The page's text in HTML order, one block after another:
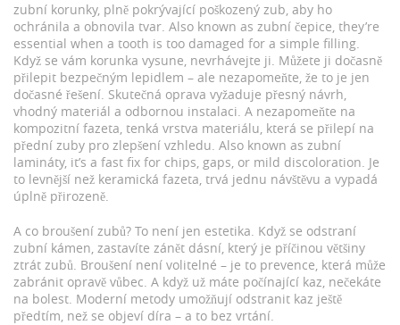
zubní korunky, plně pokrývající poškozený zub, aby ho
ochránila a obnovila tvar. Also known as zubní čepice, they’re
essential when a tooth is too damaged for a simple filling.
Když se vám korunka vysune, nevrhávejte ji. Můžete ji dočasně
přilepit bezpečným lepidlem – ale nezapomeňte, že to je jen
dočasné řešení. Skutečná oprava vyžaduje přesný návrh,
vhodný materiál a odbornou instalaci. A nezapomeňte na
kompozitní fazeta, tenká vrstva materiálu, která se přilepí na
přední zuby pro zlepšení vzhledu. Also known as zubní
lamináty, it’s a fast fix for chips, gaps, or mild discoloration. Je
to levnější než keramická fazeta, trvá jednu návštěvu a vypadá
úplně přirozeně.
A co broušení zubů? To není jen estetika. Když se odstraní
zubní kámen, zastavíte zánět dásní, který je příčinou většiny
ztrát zubů. Broušení není volitelné – je to prevence, která může
zabránit opravě vůbec. A když už máte počínající kaz, nečekáte
na bolest. Moderní metody umožňují odstranit kaz ještě
předtím, než se objeví díra – a to bez vrtání.